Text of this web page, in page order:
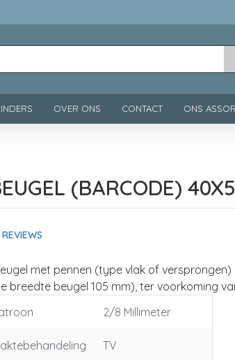
OVER ONS CONTACT ONS
(BARCODE)
REVIEWS
met pennen (type vlak of
breedte beugel 105 mm), ter voorkoming
2/8 Millimeter
TV